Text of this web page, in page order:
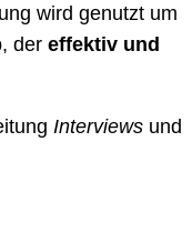
wird genutzt um
der effektiv und
Interviews und